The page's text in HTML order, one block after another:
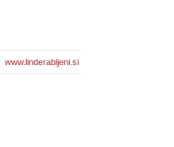
www.linderabljeni.si